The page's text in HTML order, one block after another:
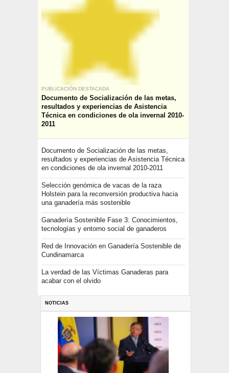
PUBLICACIÓN DESTACADA
Documento de Socialización de las metas,
resultados y experiencias de Asistencia
Técnica en condiciones de ola invernal 2010-
2011
Documento de Socialización de las metas,
resultados y experiencias de Asistencia Técnica
en condiciones de ola invernal 2010-2011
Selección genómica de vacas de la raza
Holstein para la reconversión productiva hacia
una ganadería más sostenible
Ganadería Sostenible Fase 3: Conocimientos,
tecnologías y entorno social de ganaderos
Red de Innovación en Ganadería Sostenible de
Cundinamarca
La verdad de las Víctimas Ganaderas para
acabar con el olvido
NOTICIAS